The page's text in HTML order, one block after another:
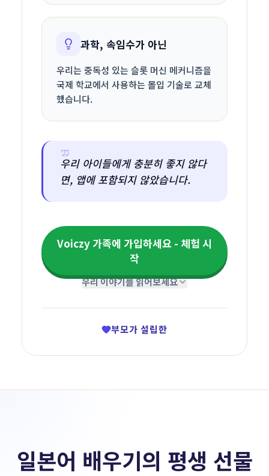
과학, 속임수가 아닌
우리는 중독성 있는 슬롯 머신 메커니즘을
국제 학교에서 사용하는 몰입 기술로 교체
했습니다.
우리 아이들에게 충분히 좋지 않다
면, 앱에 포함되지 않았습니다.
Voiczy 가족에 가입하세요 - 체험 시
작
우리 이야기를 읽어보세요
부모가 설립한
일본어 배우기의 평생 선물